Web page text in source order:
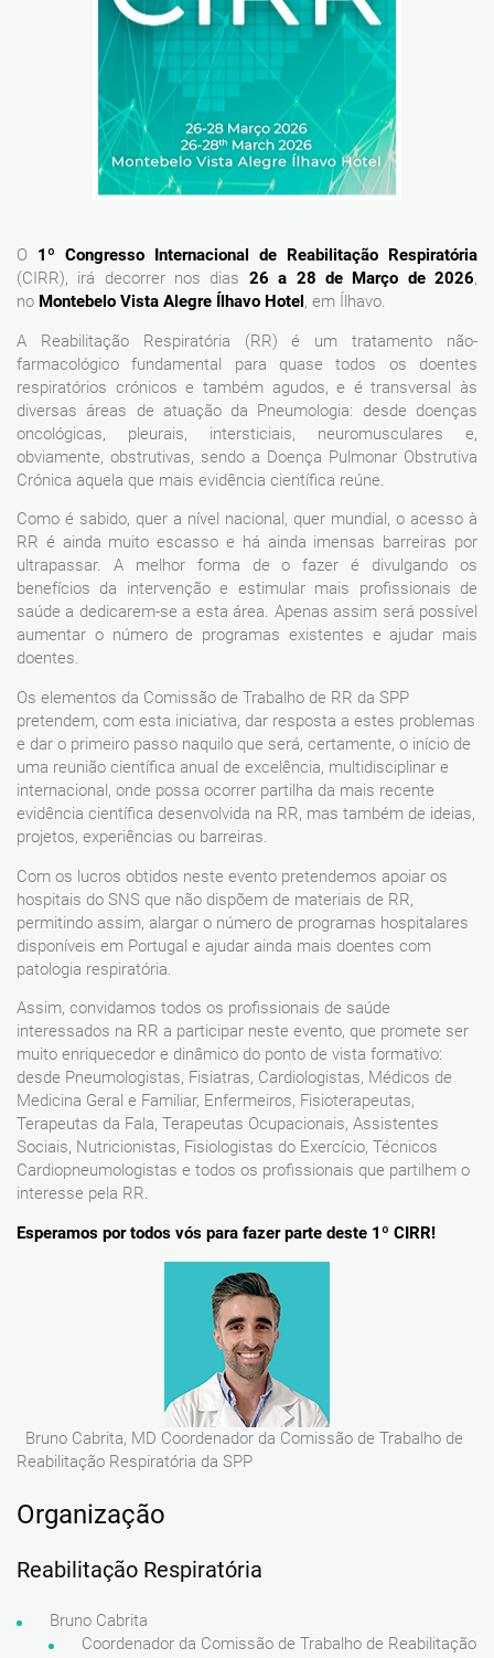
O 1º Congresso Internacional de Reabilitação Respiratória
(CIRR), irá decorrer nos dias 26 a 28 de Março de 2026,
no Montebelo Vista Alegre Ílhavo Hotel, em Ílhavo.
A Reabilitação Respiratória (RR) é um tratamento não-
farmacológico fundamental para quase todos os doentes
respiratórios crónicos e também agudos, e é transversal às
diversas áreas de atuação da Pneumologia: desde doenças
oncológicas, pleurais, intersticiais, neuromusculares e,
obviamente, obstrutivas, sendo a Doença Pulmonar Obstrutiva
Crónica aquela que mais evidência científica reúne.
Como é sabido, quer a nível nacional, quer mundial, o acesso à
RR é ainda muito escasso e há ainda imensas barreiras por
ultrapassar. A melhor forma de o fazer é divulgando os
benefícios da intervenção e estimular mais profissionais de
saúde a dedicarem-se a esta área. Apenas assim será possível
aumentar o número de programas existentes e ajudar mais
doentes.
Os elementos da Comissão de Trabalho de RR da SPP
pretendem, com esta iniciativa, dar resposta a estes problemas
e dar o primeiro passo naquilo que será, certamente, o início de
uma reunião científica anual de excelência, multidisciplinar e
internacional, onde possa ocorrer partilha da mais recente
evidência científica desenvolvida na RR, mas também de ideias,
projetos, experiências ou barreiras.
Com os lucros obtidos neste evento pretendemos apoiar os
hospitais do SNS que não dispõem de materiais de RR,
permitindo assim, alargar o número de programas hospitalares
disponíveis em Portugal e ajudar ainda mais doentes com
patologia respiratória.
Assim, convidamos todos os profissionais de saúde
interessados na RR a participar neste evento, que promete ser
muito enriquecedor e dinâmico do ponto de vista formativo:
desde Pneumologistas, Fisiatras, Cardiologistas, Médicos de
Medicina Geral e Familiar, Enfermeiros, Fisioterapeutas,
Terapeutas da Fala, Terapeutas Ocupacionais, Assistentes
Sociais, Nutricionistas, Fisiologistas do Exercício, Técnicos
Cardiopneumologistas e todos os profissionais que partilhem o
interesse pela RR.
Esperamos por todos vós para fazer parte deste 1º CIRR!
Bruno Cabrita, MD Coordenador da Comissão de Trabalho de
Reabilitação Respiratória da SPP
Organização
Reabilitação Respiratória
Bruno Cabrita
Coordenador da Comissão de Trabalho de Reabilitação